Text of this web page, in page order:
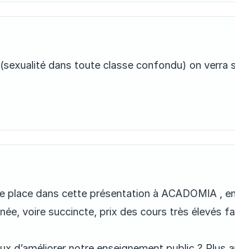
dans toute classe confondu) on
dans cette présentation à ACADOMIA ,
voire succincte, prix des cours très élevés